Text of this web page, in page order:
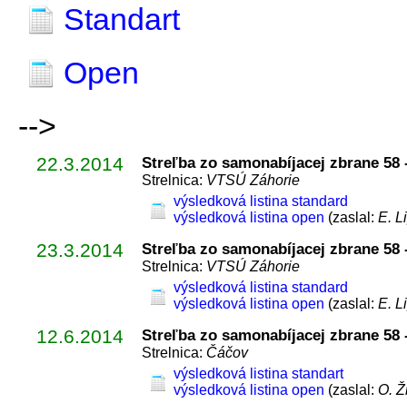
Standart
Open
-->
22.3.2014 Streľba zo samonabíjacej zbrane 58
Strelnica: VTSÚ Záhorie
výsledková listina standard
výsledková listina open (zaslal: E.
23.3.2014 Streľba zo samonabíjacej zbrane 58
Strelnica: VTSÚ Záhorie
výsledková listina standard
výsledková listina open (zaslal: E.
12.6.2014 Streľba zo samonabíjacej zbrane 58
Strelnica: Čáčov
výsledková listina standart
výsledková listina open (zaslal: O.